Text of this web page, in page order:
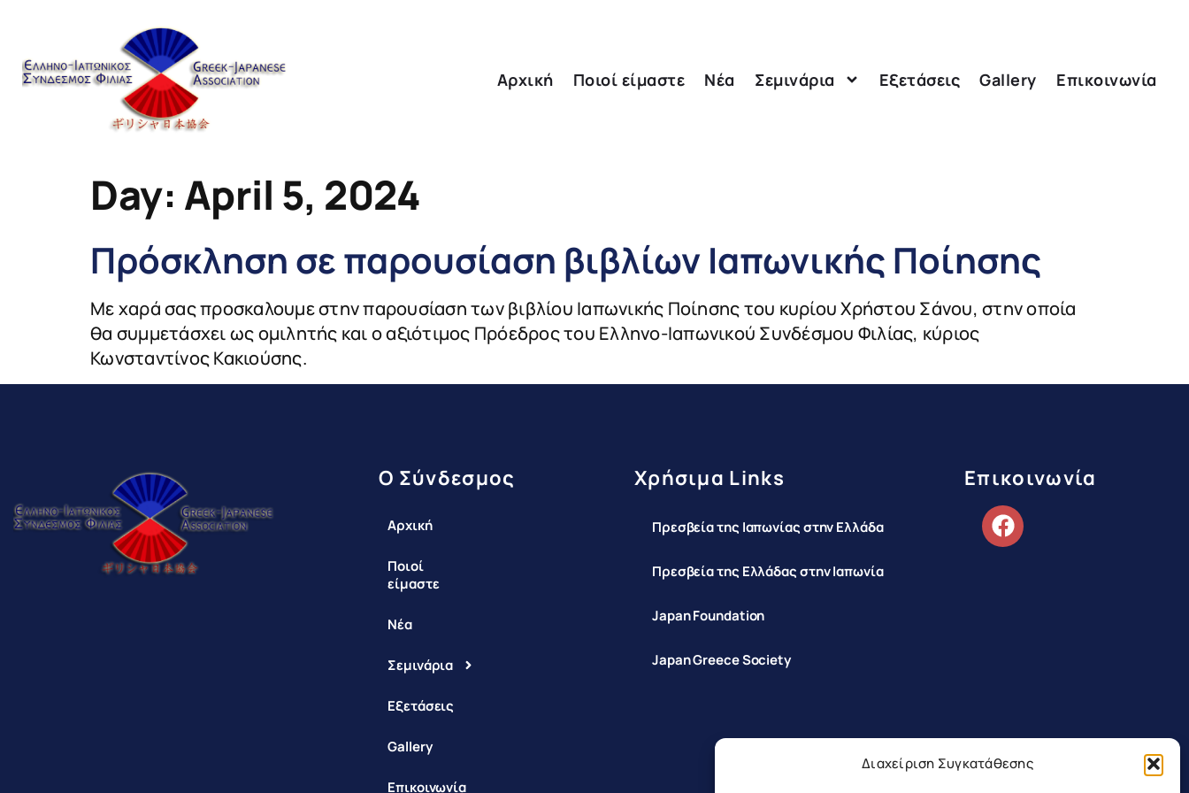
Διαχείριση Συγκατάθεσης
Αρχική Ποιοί είμαστε Νέα Σεμινάρια Εξετάσεις Gallery Επικοινωνία
Day: April 5, 2024
Πρόσκληση σε παρουσίαση βιβλίων Ιαπωνικής Ποίησης
Με χαρά σας προσκαλουμε στην παρουσίαση των βιβλίου Ιαπωνικής Ποίησης του κυρίου Χρήστου Σάνου, στην οποία
θα συμμετάσχει ως ομιλητής και ο αξιότιμος Πρόεδρος του Ελληνο-Ιαπωνικού Συνδέσμου Φιλίας, κύριος
Κωνσταντίνος Κακιούσης.
Ο Σύνδεσμος
Αρχική
Ποιοί
είμαστε
Νέα
Σεμινάρια
Εξετάσεις
Gallery
Επικοινωνία
Χρήσιμα Links
Πρεσβεία της Ιαπωνίας στην Ελλάδα
Πρεσβεία της Ελλάδας στην Ιαπωνία
Japan Foundation
Japan Greece Society
Επικοινωνία